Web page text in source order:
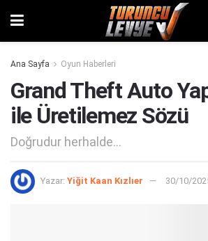
Ana Sayfa Oyun Haberleri
Grand Theft Auto
ile Üretilemez Sözü
Doğrudur herhalde...
Yazar: Yiğit Kaan Kızlıer 30/10/